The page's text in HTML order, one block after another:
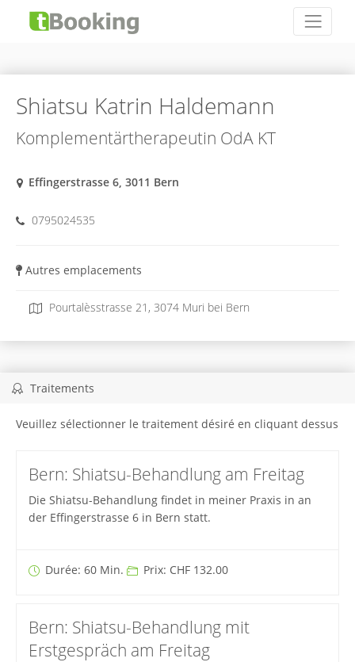
Shiatsu Katrin Haldemann
Komplementärtherapeutin OdA KT
Effingerstrasse 6, 3011 Bern
0795024535
Autres emplacements
Pourtalèsstrasse 21, 3074 Muri bei Bern
Traitements
Veuillez sélectionner le traitement désiré en cliquant dessus
Bern: Shiatsu-Behandlung am Freitag
Die Shiatsu-Behandlung findet in meiner Praxis in an
der Effingerstrasse 6 in Bern statt.
Durée: 60 Min. Prix: CHF 132.00
Bern: Shiatsu-Behandlung mit
Erstgespräch am Freitag